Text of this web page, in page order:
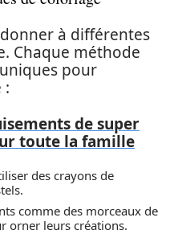
à différentes
Chaque méthode
pour
:
de super
toute la famille
des crayons de
comme des morceaux de
orner leurs créations.